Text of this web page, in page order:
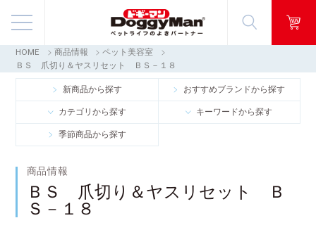
商品情報
映像ギャラリー
知る・楽しむ
お客様窓口・Q＆A
会社情報
HOME 商品情報
ペット美容室
ＢＳ 爪切り＆ヤスリセット ＢＳ－１８
新商品から探す おすすめブランドから探す
カテゴリから探す キーワードから探す
季節商品から探す
商品情報
ＢＳ 爪切り＆ヤスリセット Ｂ
Ｓ－１８